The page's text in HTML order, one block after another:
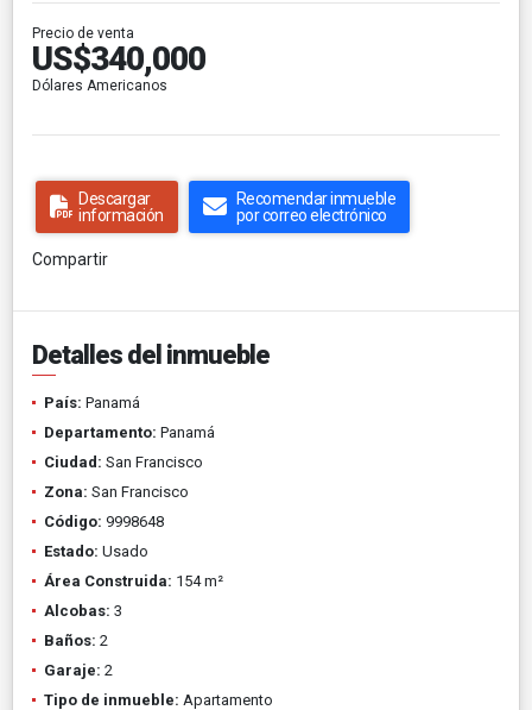
Precio de venta
US$340,000
Dólares Americanos
Descargar
información
Recomendar inmueble
por correo electrónico
Compartir
Detalles del inmueble
País: Panamá
Departamento: Panamá
Ciudad: San Francisco
Zona: San Francisco
Código: 9998648
Estado: Usado
Área Construida: 154 m²
Alcobas: 3
Baños: 2
Garaje: 2
Tipo de inmueble: Apartamento